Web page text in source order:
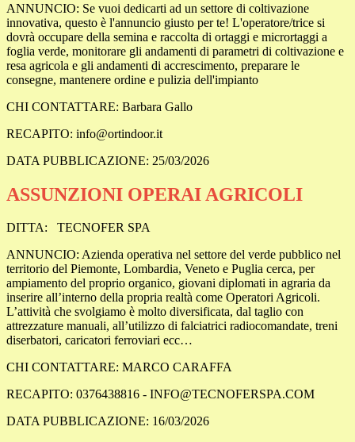
ANNUNCIO: Se vuoi dedicarti ad un settore di coltivazione
innovativa, questo è l'annuncio giusto per te! L'operatore/trice si
dovrà occupare della semina e raccolta di ortaggi e micrortaggi a
foglia verde, monitorare gli andamenti di parametri di coltivazione e
resa agricola e gli andamenti di accrescimento, preparare le
consegne, mantenere ordine e pulizia dell'impianto
CHI CONTATTARE: Barbara Gallo
RECAPITO: info@ortindoor.it
DATA PUBBLICAZIONE: 25/03/2026
ASSUNZIONI OPERAI AGRICOLI
DITTA:
TECNOFER SPA
ANNUNCIO: Azienda operativa nel settore del verde pubblico nel
territorio del Piemonte, Lombardia, Veneto e Puglia cerca, per
ampiamento del proprio organico, giovani diplomati in agraria da
inserire all’interno della propria realtà come Operatori Agricoli.
L’attività che svolgiamo è molto diversificata, dal taglio con
attrezzature manuali, all’utilizzo di falciatrici radiocomandate, treni
diserbatori, caricatori ferroviari ecc…
CHI CONTATTARE: MARCO CARAFFA
RECAPITO: 0376438816 - INFO@TECNOFERSPA.COM
DATA PUBBLICAZIONE: 16/03/2026